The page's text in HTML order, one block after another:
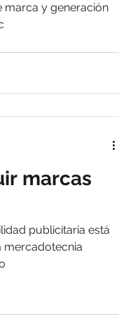
marca y generación
marcas
publicitaria está
mercadotecnia